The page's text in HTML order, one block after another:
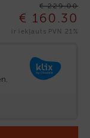
€ 229.00
€ 160.30
ir iekļauts PVN 21%